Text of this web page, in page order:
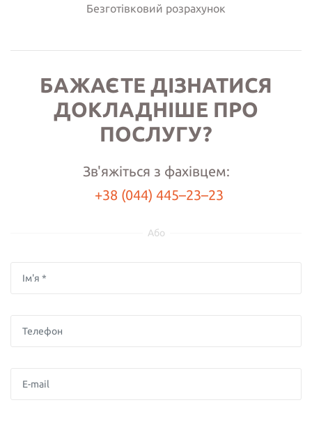
Безготівковий розрахунок
БАЖАЄТЕ ДІЗНАТИСЯ
ДОКЛАДНІШЕ ПРО
ПОСЛУГУ?
Зв'яжіться з фахівцем:
+38 (044) 445–23–23
Або